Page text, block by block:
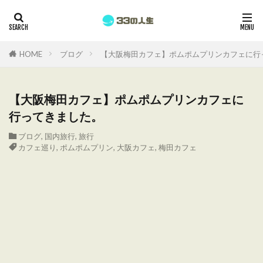
HOME ブログ 【大阪梅田カフェ】ポムポムプリンカフェに
【大阪梅田カフェ】ポムポムプリンカフェに
行ってきました。
ブログ, 国内旅行, 旅行
カフェ巡り, ポムポムプリン, 大阪カフェ, 梅田カフェ